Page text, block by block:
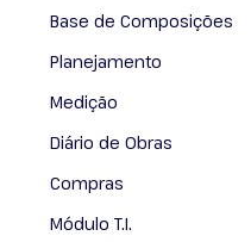
Base de Composições
Planejamento
Medição
Diário de Obras
Compras
Módulo T.I.